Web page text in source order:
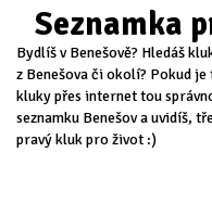
Seznamka
Bydlíš v Benešově? Hledáš
z Benešova či okolí? Pokud
kluky přes internet tou
seznamku Benešov a uvidíš,
pravý kluk pro život :)